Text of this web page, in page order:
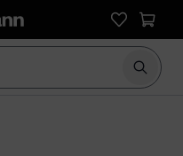
Suche